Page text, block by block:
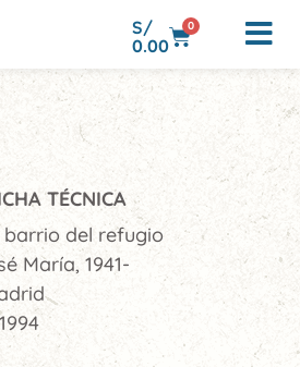
S/
0.00
0
TÉCNICA
barrio del refugio
María, 1941-
1994